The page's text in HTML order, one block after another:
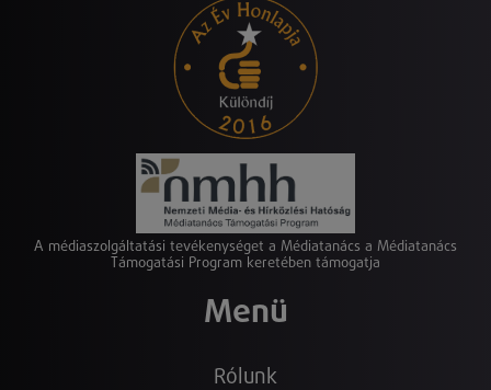
A médiaszolgáltatási tevékenységet a Médiatanács a Médiatanács
Támogatási Program keretében támogatja
Menü
Rólunk